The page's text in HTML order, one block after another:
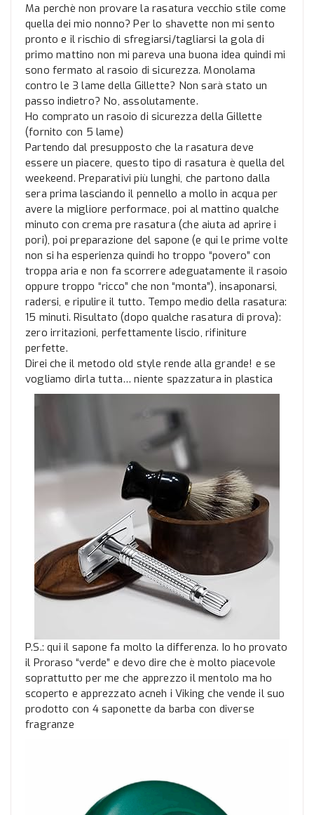
Ma perchè non provare la rasatura vecchio stile come
quella dei mio nonno? Per lo shavette non mi sento
pronto e il rischio di sfregiarsi/tagliarsi la gola di
primo mattino non mi pareva una buona idea quindi mi
sono fermato al rasoio di sicurezza. Monolama
contro le 3 lame della Gillette? Non sarà stato un
passo indietro? No, assolutamente.
Ho comprato un rasoio di sicurezza della Gillette
(fornito con 5 lame)
Partendo dal presupposto che la rasatura deve
essere un piacere, questo tipo di rasatura è quella del
weekeend. Preparativi più lunghi, che partono dalla
sera prima lasciando il pennello a mollo in acqua per
avere la migliore performace, poi al mattino qualche
minuto con crema pre rasatura (che aiuta ad aprire i
pori), poi preparazione del sapone (e qui le prime volte
non si ha esperienza quindi ho troppo “povero” con
troppa aria e non fa scorrere adeguatamente il rasoio
oppure troppo “ricco” che non “monta”), insaponarsi,
radersi, e ripulire il tutto. Tempo medio della rasatura:
15 minuti. Risultato (dopo qualche rasatura di prova):
zero irritazioni, perfettamente liscio, rifiniture
perfette.
Direi che il metodo old style rende alla grande! e se
vogliamo dirla tutta… niente spazzatura in plastica
P.S.: qui il sapone fa molto la differenza. Io ho provato
il Proraso “verde” e devo dire che è molto piacevole
soprattutto per me che apprezzo il mentolo ma ho
scoperto e apprezzato acneh i Viking che vende il suo
prodotto con 4 saponette da barba con diverse
fragranze